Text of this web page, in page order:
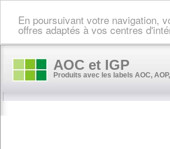
En poursuivant votre navigation,
offres adaptés à vos centres
AOC et IGP
Produits avec les labels AOC, AOP,